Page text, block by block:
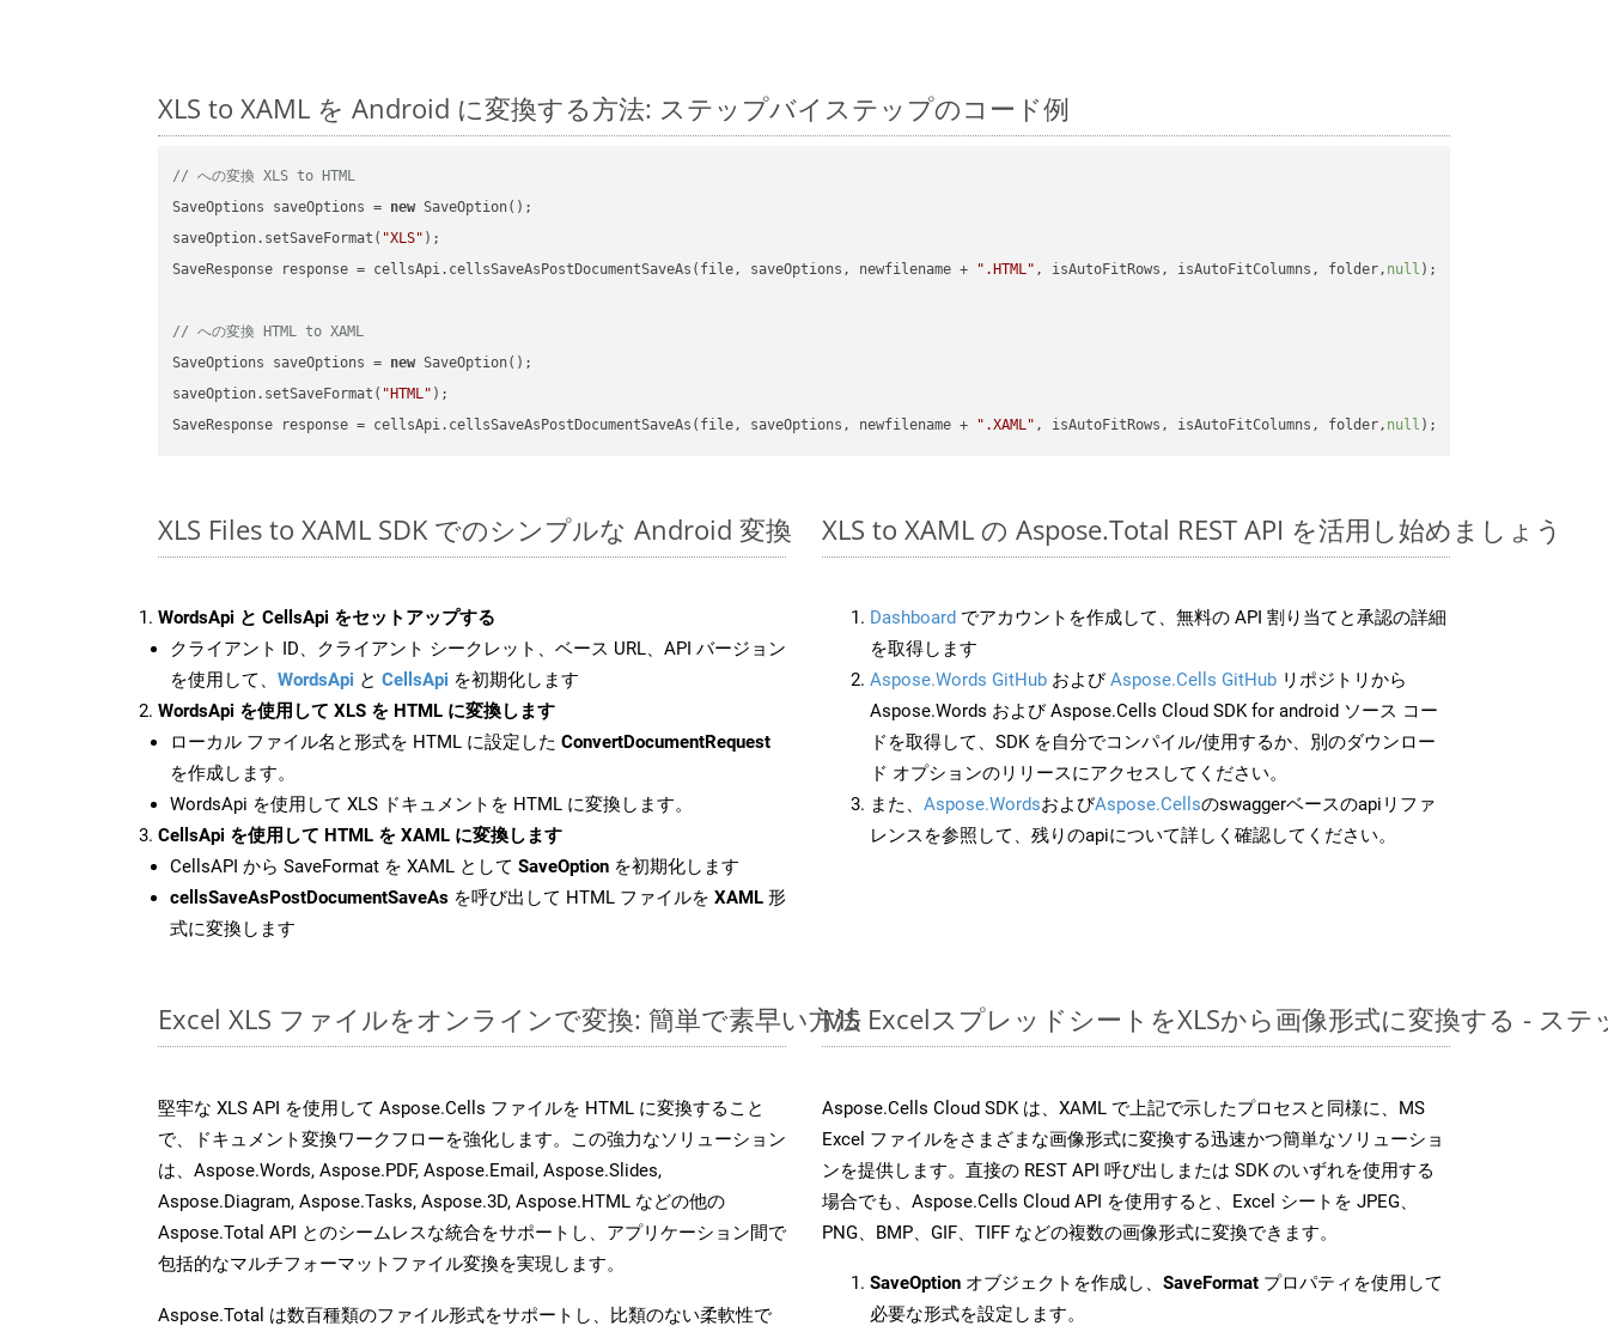
XLS to XAML を Android に変換する方法: ステップバイステップのコード例
// への変換 XLS to HTML
SaveOptions saveOptions = new SaveOption();
saveOption.setSaveFormat( "XLS" );
SaveResponse response = cellsApi.cellsSaveAsPostDocumentSaveAs(file, saveOptions, newfilename +
".HTML" , isAutoFitRows, isAutoFitColumns, folder, null );
// への変換 HTML to XAML
SaveOptions saveOptions = new SaveOption();
saveOption.setSaveFormat( "HTML" );
SaveResponse response = cellsApi.cellsSaveAsPostDocumentSaveAs(file, saveOptions, newfilename +
".XAML" , isAutoFitRows, isAutoFitColumns, folder, null
XLS Files to XAML SDK でのシンプルな Android 変換
WordsApi と CellsApi をセットアップする
クライアント ID、クライアント シークレット、ベース URL、API バージョン
を使用して、 WordsApi と CellsApi を初期化します
WordsApi を使用して XLS を HTML に変換します
ローカル ファイル名と形式を HTML に設定した ConvertDocumentRequest
を作成します。
WordsApi を使用して XLS ドキュメントを HTML に変換します。
CellsApi を使用して HTML を XAML に変換します
CellsAPI から SaveFormat を XAML として SaveOption を初期化します
cellsSaveAsPostDocumentSaveAs を呼び出して HTML ファイルを XAML 形
式に変換します
XLS to XAML の Aspose.Total REST API を活用し始めましょう
Dashboard でアカウントを作成して、無料の API 割り当てと承認の詳細
を取得します
Aspose.Words GitHub およびAspose.Cells GitHub リポジトリから
Aspose.Words および Aspose.Cells Cloud SDK for android ソース コー
ドを取得して、SDK を自分でコンパイル/使用するか、別のダウンロー
ド オプションのリリースにアクセスしてください。
また、 Aspose.WordsおよびAspose.Cellsのswaggerベースのapiリファ
レンスを参照して、残りのapiについて詳しく確認してください。
Excel XLS ファイルをオンラインで変換: 簡単で素早い方法
堅牢な XLS API を使用して Aspose.Cells ファイルを HTML に変換すること
で、ドキュメント変換ワークフローを強化します。この強力なソリューション
は、Aspose.Words, Aspose.PDF, Aspose.Email, Aspose.Slides,
Aspose.Diagram, Aspose.Tasks, Aspose.3D, Aspose.HTML などの他の
Aspose.Total API とのシームレスな統合をサポートし、アプリケーション間で
包括的なマルチフォーマットファイル変換を実現します。
Aspose.Total は数百種類のファイル形式をサポートし、比類のない柔軟性で
MS ExcelスプレッドシートをXLSから画像形式に変換する - ス
Aspose.Cells Cloud SDK は、XAML で上記で示したプロセスと同様に、MS
Excel ファイルをさまざまな画像形式に変換する迅速かつ簡単なソリューショ
ンを提供します。直接の REST API 呼び出しまたは SDK のいずれを使用する
場合でも、Aspose.Cells Cloud API を使用すると、Excel シートを JPEG、
PNG、BMP、GIF、TIFF などの複数の画像形式に変換できます。
SaveOption オブジェクトを作成し、 SaveFormat プロパティを使用して
必要な形式を設定します。